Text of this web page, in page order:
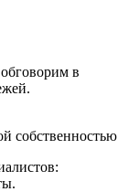
в
собственностью